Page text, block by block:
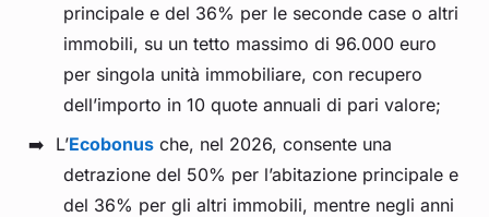
principale e del 36% per le seconde case o altri
immobili, su un tetto massimo di 96.000 euro
per singola unità immobiliare, con recupero
dell’importo in 10 quote annuali di pari valore;
L’Ecobonus che, nel 2026, consente una
detrazione del 50% per l’abitazione principale e
del 36% per gli altri immobili, mentre negli anni